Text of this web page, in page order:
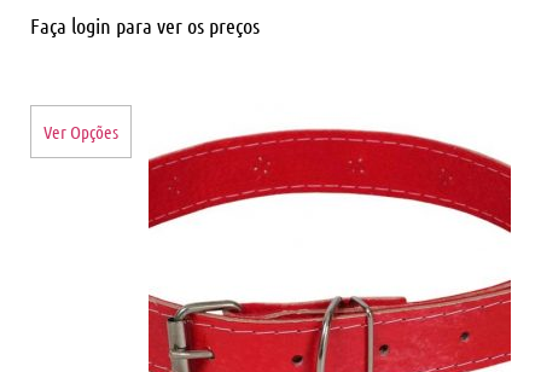
Faça login para ver os preços
Ver Opções